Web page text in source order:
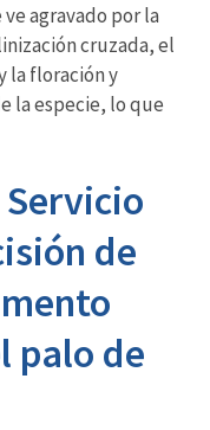
agravado por la
cruzada, el
la floración y
la especie, lo que
de
palo de